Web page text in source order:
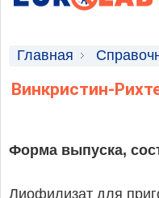
Главная
Лекарственные
Винкристин-
Форма выпуска,
Лиофилизат для